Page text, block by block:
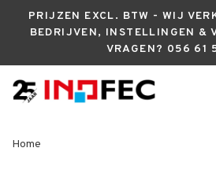
PRIJZEN EXCL. BTW - WIJ
BEDRIJVEN, INSTELLINGEN &
VRAGEN? 056 61
Home